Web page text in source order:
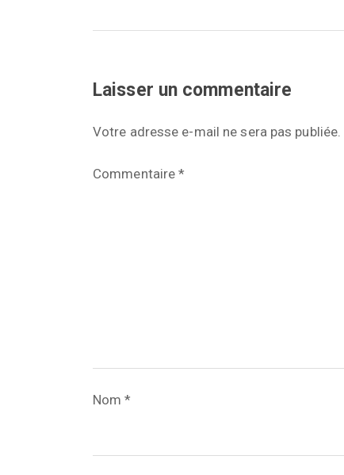
Laisser un commentaire
Votre adresse e-mail ne sera pas publiée.
Commentaire*
Nom*